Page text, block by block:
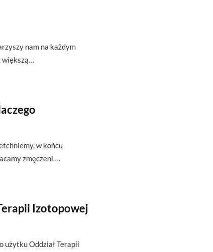
nam na każdym
większą…
w końcu
zmęczeni….
Izotopowej
użytku Oddział Terapii